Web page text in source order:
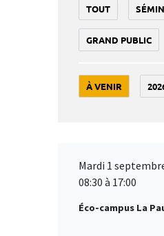
TOUT
GRAND PUBLIC
À VENIR
Mardi 1
08:30 à 17:00
Éco-campus La